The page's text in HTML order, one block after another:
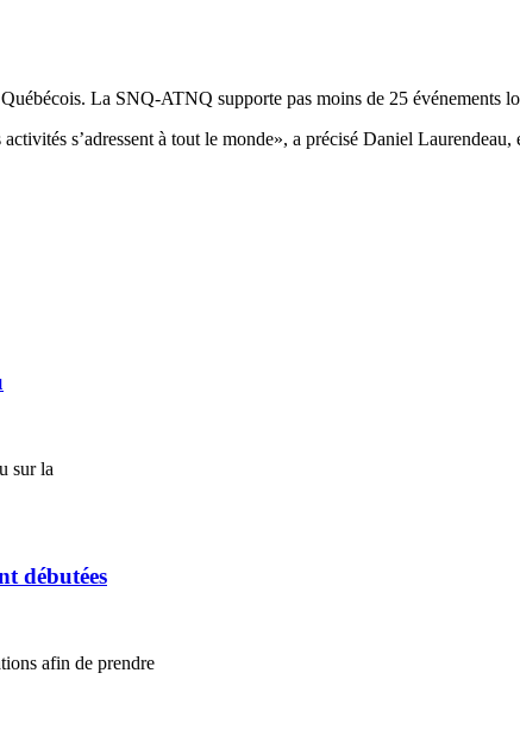
La SNQ-ATNQ supporte pas moins de 25
s’adressent à tout le monde», a précisé Daniel
sur la
débutées
afin de prendre